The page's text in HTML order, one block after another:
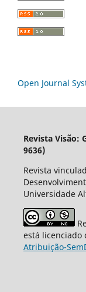
Open Journal
Revista Visão:
9636)
Revista
Universidade
está licenciado
Atribuição-